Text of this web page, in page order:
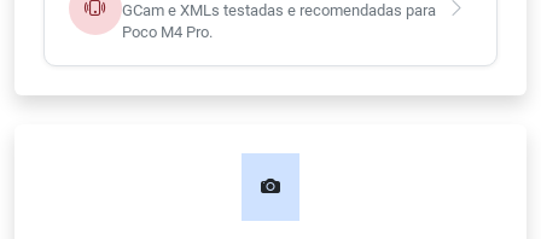
GCam e XMLs testadas e recomendadas para
Poco M4 Pro.